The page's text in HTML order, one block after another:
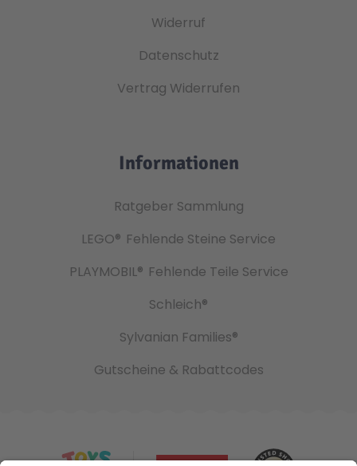
Widerruf
Datenschutz
Vertrag Widerrufen
Informationen
Ratgeber Sammlung
LEGO® Fehlende Steine Service
PLAYMOBIL® Fehlende Teile Service
Schleich®
Sylvanian Families®
Gutscheine & Rabattcodes